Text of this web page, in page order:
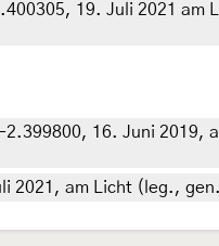
19. Juli 2021
16. Juni
2021, am Licht (leg.,